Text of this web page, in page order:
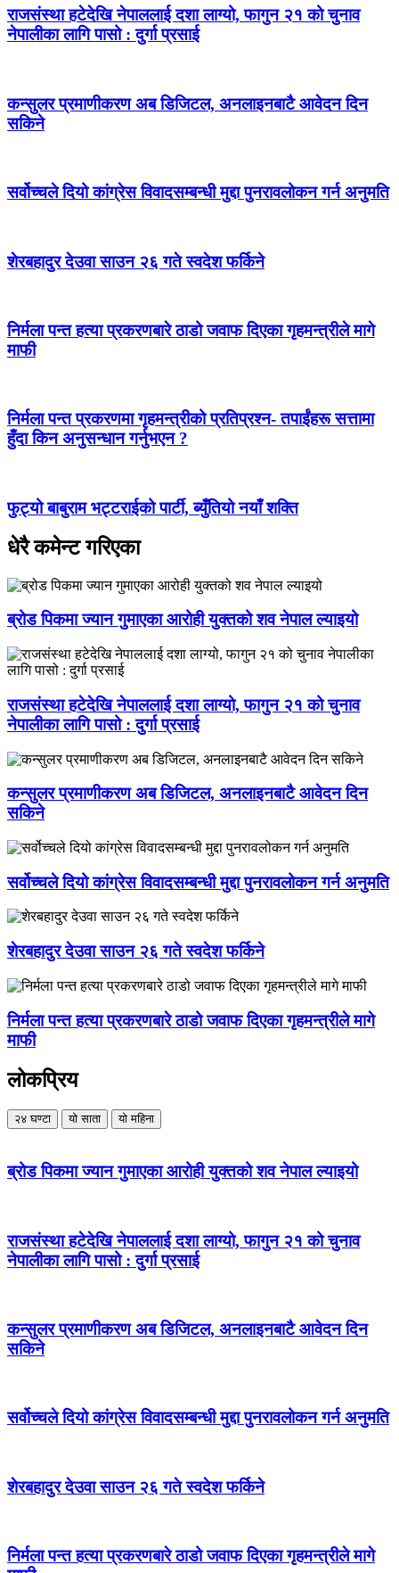
राजसंस्था हटेदेखि नेपाललाई दशा लाग्यो, फागुन २१ को चुनाव
नेपालीका लागि पासो : दुर्गा प्रसाई
कन्सुलर प्रमाणीकरण अब डिजिटल, अनलाइनबाटै आवेदन दिन
सकिने
सर्वोच्चले दियो कांग्रेस विवादसम्बन्धी मुद्दा पुनरावलोकन गर्न अनुमति
शेरबहादुर देउवा साउन २६ गते स्वदेश फर्किने
निर्मला पन्त हत्या प्रकरणबारे ठाडो जवाफ दिएका गृहमन्त्रीले मागे
माफी
निर्मला पन्त प्रकरणमा गृहमन्त्रीको प्रतिप्रश्न- तपाईंहरू सत्तामा
हुँदा किन अनुसन्धान गर्नुभएन ?
फुट्यो बाबुराम भट्टराईको पार्टी, ब्युँतियो नयाँ शक्ति
धेरै कमेन्ट गरिएका
ब्रोड पिकमा ज्यान गुमाएका आरोही युक्तको शव नेपाल ल्याइयो
राजसंस्था हटेदेखि नेपाललाई दशा लाग्यो, फागुन २१ को चुनाव
नेपालीका लागि पासो : दुर्गा प्रसाई
कन्सुलर प्रमाणीकरण अब डिजिटल, अनलाइनबाटै आवेदन दिन
सकिने
सर्वोच्चले दियो कांग्रेस विवादसम्बन्धी मुद्दा पुनरावलोकन गर्न अनुमति
शेरबहादुर देउवा साउन २६ गते स्वदेश फर्किने
निर्मला पन्त हत्या प्रकरणबारे ठाडो जवाफ दिएका गृहमन्त्रीले मागे
माफी
लोकप्रिय
२४ घण्टा यो साता यो महिना
ब्रोड पिकमा ज्यान गुमाएका आरोही युक्तको शव नेपाल ल्याइयो
राजसंस्था हटेदेखि नेपाललाई दशा लाग्यो, फागुन २१ को चुनाव
नेपालीका लागि पासो : दुर्गा प्रसाई
कन्सुलर प्रमाणीकरण अब डिजिटल, अनलाइनबाटै आवेदन दिन
सकिने
सर्वोच्चले दियो कांग्रेस विवादसम्बन्धी मुद्दा पुनरावलोकन गर्न अनुमति
शेरबहादुर देउवा साउन २६ गते स्वदेश फर्किने
निर्मला पन्त हत्या प्रकरणबारे ठाडो जवाफ दिएका गृहमन्त्रीले मागे